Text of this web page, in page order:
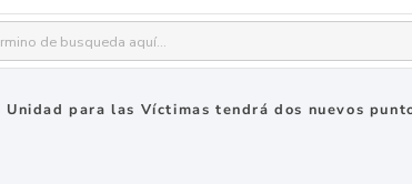
para las Víctimas tendrá dos nuevos